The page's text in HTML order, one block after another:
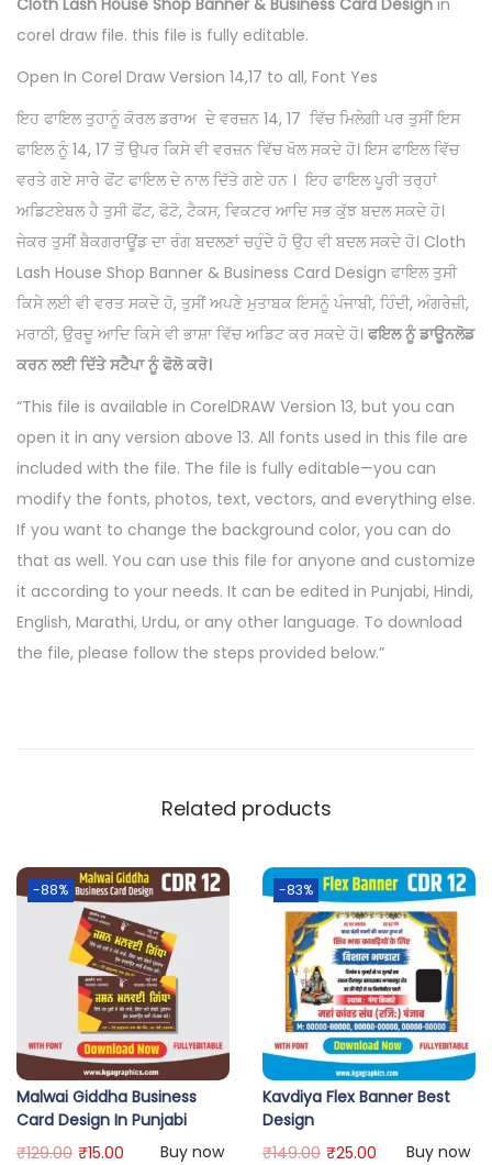
Cloth Lash House Shop Banner & Business Card Design in
corel draw file. this file is fully editable.
Open In Corel Draw Version 14,17 to all, Font Yes
ਇਹ ਫਾਇਲ ਤੁਹਾਨੂੰ ਕੋਰਲ ਡਰਾਅ ਦੇ ਵਰਜ਼ਨ 14, 17 ਵਿੱਚ ਮਿਲੇਗੀ ਪਰ ਤੁਸੀਂ ਇਸ
ਫਾਇਲ ਨੂੰ 14, 17 ਤੋਂ ਉਪਰ ਕਿਸੇ ਵੀ ਵਰਜ਼ਨ ਵਿੱਚ ਖੋਲ ਸਕਦੇ ਹੋ। ਇਸ ਫਾਇਲ ਵਿੱਚ
ਵਰਤੇ ਗਏ ਸਾਰੇ ਫੋਂਟ ਫਾਇਲ ਦੇ ਨਾਲ ਦਿੱਤੇ ਗਏ ਹਨ । ਇਹ ਫਾਇਲ ਪੂਰੀ ਤਰ੍ਹਾਂ
ਅਡਿਟਏਬਲ ਹੈ ਤੁਸੀ ਫੋਂਟ, ਫੋਟੋ, ਟੈਕਸ, ਵਿਕਟਰ ਆਦਿ ਸਭ ਕੁੱਝ ਬਦਲ ਸਕਦੇ ਹੋ।
ਜੇਕਰ ਤੁਸੀਂ ਬੈਕਗਰਾਊਂਡ ਦਾ ਰੰਗ ਬਦਲਣਾਂ ਚਹੁੰਦੇ ਹੋ ਉਹ ਵੀ ਬਦਲ ਸਕਦੇ ਹੋ। Cloth
Lash House Shop Banner & Business Card Design ਫਾਇਲ ਤੁਸੀ
ਕਿਸੇ ਲਈ ਵੀ ਵਰਤ ਸਕਦੇ ਹੋ, ਤੁਸੀਂ ਅਪਣੇ ਮੁਤਾਬਕ ਇਸਨੂੰ ਪੰਜਾਬੀ, ਹਿੰਦੀ, ਅੰਗਰੇਜ਼ੀ,
ਮਰਾਠੀ, ਉਰਦੂ ਆਦਿ ਕਿਸੇ ਵੀ ਭਾਸ਼ਾ ਵਿੱਚ ਅਡਿਟ ਕਰ ਸਕਦੇ ਹੋ। ਫਇਲ ਨੂੰ ਡਾਊਨਲੋਡ
ਕਰਨ ਲਈ ਦਿੱਤੇ ਸਟੈਪਾ ਨੂੰ ਫੋਲੋ ਕਰੋ।
“This file is available in CorelDRAW Version 13, but you can
open it in any version above 13. All fonts used in this file are
included with the file. The file is fully editable—you can
modify the fonts, photos, text, vectors, and everything else.
If you want to change the background color, you can do
that as well. You can use this file for anyone and customize
it according to your needs. It can be edited in Punjabi, Hindi,
English, Marathi, Urdu, or any other language. To download
the file, please follow the steps provided below.”
Related products
-88%
Malwai Giddha Business
Card Design In Punjabi
Buy now
₹129.00 ₹15.00
-83%
Kavdiya Flex Banner Best
Design
Buy now
₹149.00 ₹25.00